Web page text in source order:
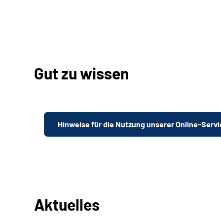
Gut zu wissen
Hinweise für die Nutzung unserer Online-
Aktuelles